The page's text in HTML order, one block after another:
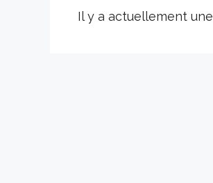
Il y a actuellement